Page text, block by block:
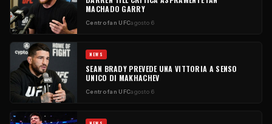
MACHADO GARRY
Centro fan UFCagosto 6
NEWS
SEAN BRADY PREVEDE UNA VITTORIA A SENSO
UNICO DI MAKHACHEV
Centro fan UFCagosto 6